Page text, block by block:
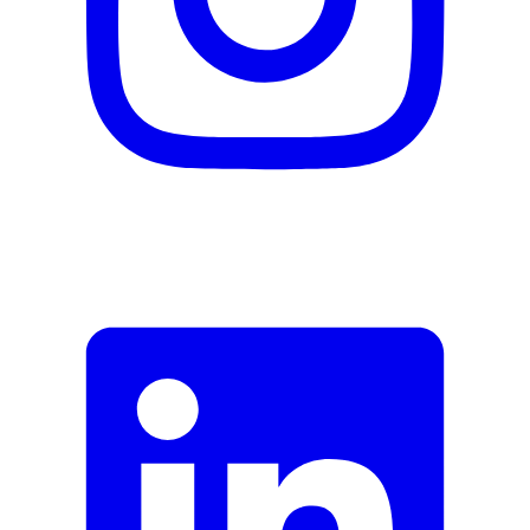
Thermomètre clinique
21 Capuchons de protection à usage unique
Pile au lithium CR2032
Signaler une erreur
Fermer le formulaire
Envoyer